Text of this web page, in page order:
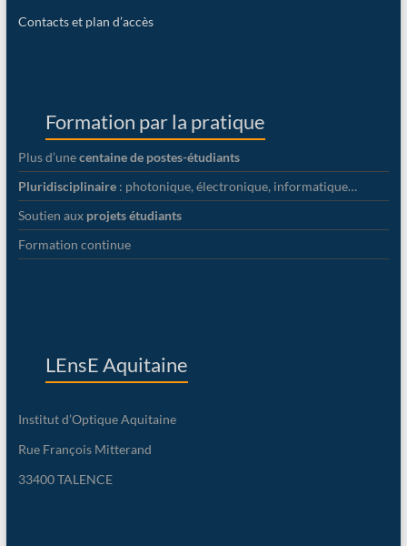
Contacts et plan d’accès
Formation par la pratique
Plus d’unecentaine de postes-étudiants
Pluridisciplinaire: photonique, électronique, informatique…
Soutien aux projets étudiants
Formation continue
LEnsE Aquitaine
Institut d’Optique Aquitaine
Rue François Mitterand
33400 TALENCE